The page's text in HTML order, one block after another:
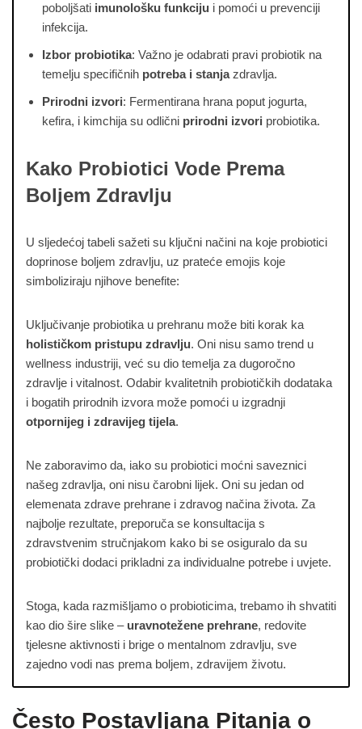
poboljšati imunološku funkciju i pomoći u prevenciji
infekcija.
Izbor probiotika: Važno je odabrati pravi probiotik na
temelju specifičnih potreba i stanjazdravlja.
Prirodni izvori: Fermentirana hrana poput jogurta,
kefira, i kimchija su odlični prirodni izvori probiotika.
Kako Probiotici Vode Prema
Boljem Zdravlju
U sljedećoj tabeli sažeti su ključni načini na koje probiotici
doprinose boljem zdravlju, uz prateće emojis koje
simboliziraju njihove benefite:
Uključivanje probiotika u prehranu može biti korak ka
holističkom pristupu zdravlju. Oni nisu samo trend u
wellness industriji, već su dio temelja za dugoročno
zdravlje i vitalnost. Odabir kvalitetnih probiotičkih dodataka
i bogatih prirodnih izvora može pomoći u izgradnji
otpornijeg i zdravijeg tijela.
Ne zaboravimo da, iako su probiotici moćni saveznici
našeg zdravlja, oni nisu čarobni lijek. Oni su jedan od
elemenata zdrave prehrane i zdravog načina života. Za
najbolje rezultate, preporuča se konsultacija s
zdravstvenim stručnjakom kako bi se osiguralo da su
probiotički dodaci prikladni za individualne potrebe i uvjete.
Stoga, kada razmišljamo o probioticima, trebamo ih shvatiti
kao dio šire slike – uravnotežene prehrane, redovite
tjelesne aktivnosti i brige o mentalnom zdravlju, sve
zajedno vodi nas prema boljem, zdravijem životu.
Često Postavljana Pitanja o